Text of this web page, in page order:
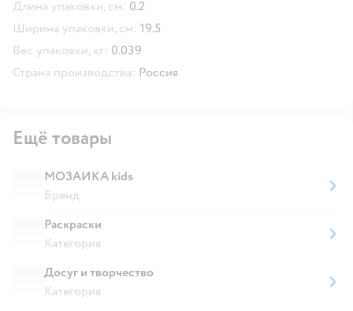
Длина упаковки, см: 0.2
Ширина упаковки, см: 19.5
Вес упаковки, кг: 0.039
Страна производства: Россия
Ещё товары
МОЗАИКА kids
Бренд
Раскраски
Категория
Досуг и творчество
Категория